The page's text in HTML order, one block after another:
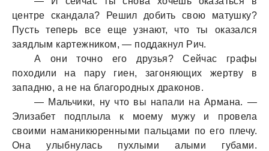
центре скандала? Решил добить свою матушку?
Пусть теперь все еще узнают, что ты оказался
заядлым картежником, — поддакнул Рич.
А они точно его друзья? Сейчас графы
походили на пару гиен, загоняющих жертву в
западню, а не на благородных драконов.
— Мальчики, ну что вы напали на Армана. —
Элизабет подплыла к моему мужу и провела
своими наманикюренными пальцами по его плечу.
Она улыбнулась пухлыми алыми губами.